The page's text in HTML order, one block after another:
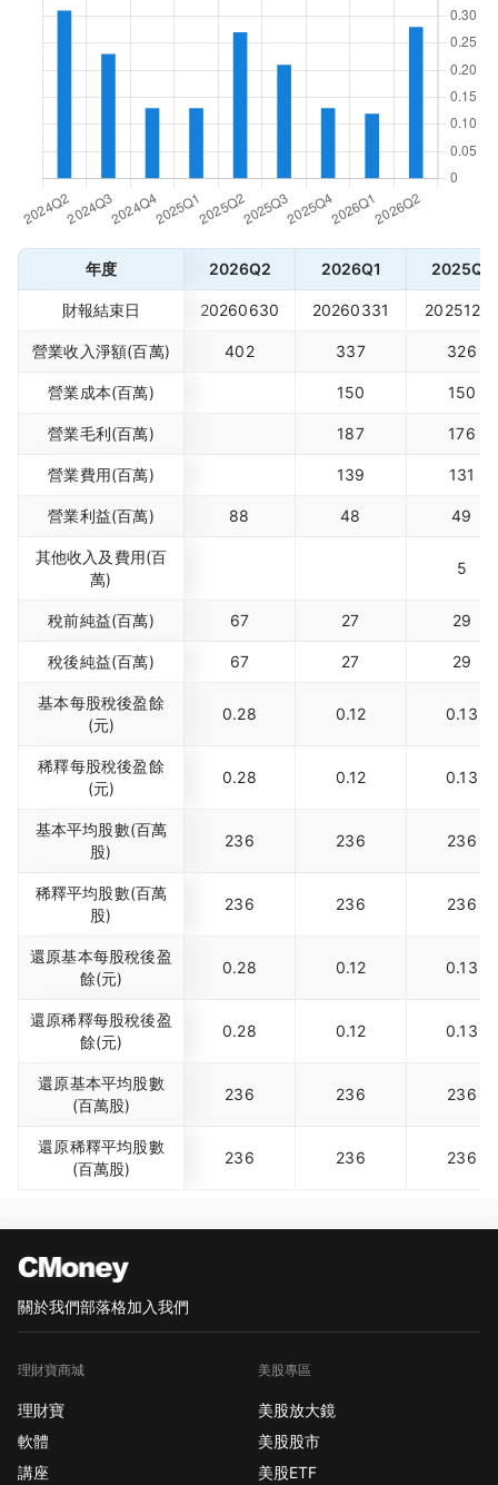
年度 2026Q2 2026Q1 2025Q4
財報結束日 20260630 20260331 20251231
營業收入淨額(百萬) 402 337 326
營業成本(百萬) 150 150
營業毛利(百萬) 187 176
營業費用(百萬) 139 131
營業利益(百萬) 88 48 49
其他收入及費用(百
萬)
5
稅前純益(百萬) 67 27 29
稅後純益(百萬) 67 27 29
基本每股稅後盈餘
(元)
0.28 0.12 0.13
稀釋每股稅後盈餘
(元)
0.28 0.12 0.13
基本平均股數(百萬
股)
236 236 236
稀釋平均股數(百萬
股)
236 236 236
還原基本每股稅後盈
餘(元)
0.28 0.12 0.13
還原稀釋每股稅後盈
餘(元)
0.28 0.12 0.13
還原基本平均股數
(百萬股)
236 236 236
還原稀釋平均股數
(百萬股)
236 236 236
關於我們部落格加入我們
理財寶商城
理財寶
軟體
講座
美股專區
美股放大鏡
美股股市
美股ETF